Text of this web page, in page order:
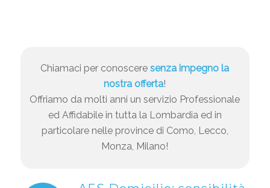
Chiamaci per conosceresenza impegno la
nostra offerta!
Offriamo da molti anni un servizio Professionale
ed Affidabile in tutta la Lombardia ed in
particolare nelle province di Como, Lecco,
Monza, Milano!